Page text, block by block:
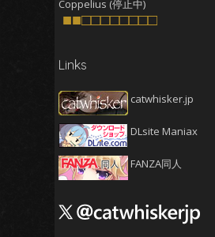
2025年5月(5)
2025年3月
2025年2月(4)
2025年1月(5)
2024年12月(5)
2024年11月(5)
2024年9月(4)
Coppelius (停止中)
■■□□□□□□□□
Links
catwhisker.jp
DLsite Maniax
FANZA同人